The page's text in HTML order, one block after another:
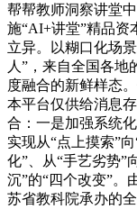
帮帮教师洞察讲堂
施“AI+讲堂”精品资
立异。以糊口化场
人”，来自全国各地
度融合的新鲜样态
本平台仅供给消息
合：一是加强系统
实现从“点上摸索”
化”、从“手艺劣势”
沉”的“四个改变”。
苏省教科院承办的